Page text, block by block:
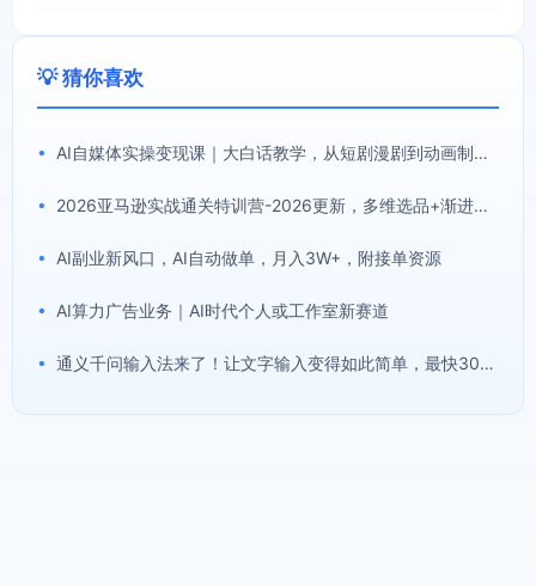
💡 猜你喜欢
• AI自媒体实操变现课｜大白话教学，从短剧漫剧到动画制作，零基础也能掌握爆款内容创作与变现全流程
• 2026亚马逊实战通关特训营-2026更新，多维选品+渐进式打法+AI应用，从0到1打造盈利店铺
• AI副业新风口，AI自动做单，月入3W+，附接单资源
• AI算力广告业务｜AI时代个人或工作室新赛道
• 通义千问输入法来了！让文字输入变得如此简单，最快300字/分，AI自动润色，说话秒变工整文字